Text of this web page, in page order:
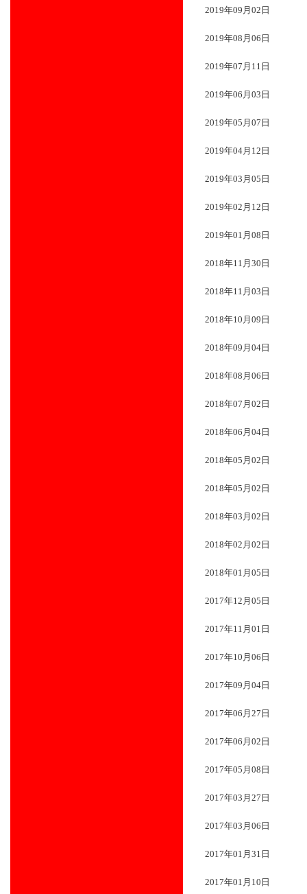
2019年09月02日
2019年08月06日
2019年07月11日
2019年06月03日
2019年05月07日
2019年04月12日
2019年03月05日
2019年02月12日
2019年01月08日
2018年11月30日
2018年11月03日
2018年10月09日
2018年09月04日
2018年08月06日
2018年07月02日
2018年06月04日
2018年05月02日
2018年05月02日
2018年03月02日
2018年02月02日
2018年01月05日
2017年12月05日
2017年11月01日
2017年10月06日
2017年09月04日
2017年06月27日
2017年06月02日
2017年05月08日
2017年03月27日
2017年03月06日
2017年01月31日
2017年01月10日